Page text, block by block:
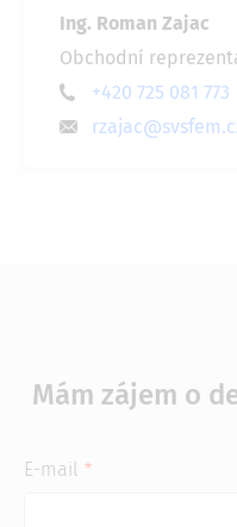
Ing. Roman Zajac
Obchodní
+420 725 081 773
Mám zájem o
E-mail